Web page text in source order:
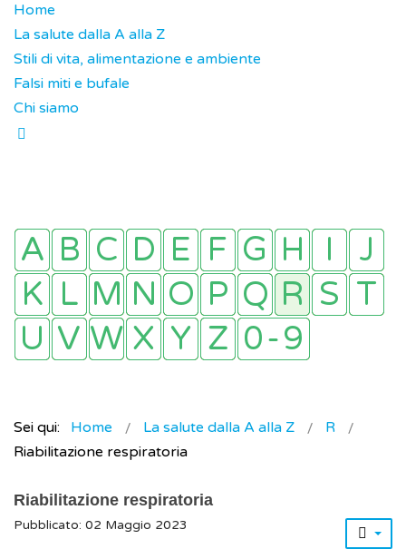
Home
La salute dalla A alla Z
Stili di vita, alimentazione e ambiente
Falsi miti e bufale
Chi siamo
Sei qui: Home La salute dalla A alla Z
R
Riabilitazione respiratoria
Riabilitazione respiratoria
Pubblicato: 02 Maggio 2023